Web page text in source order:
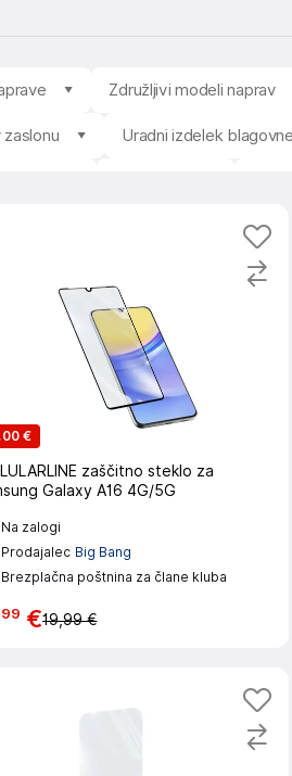
Združljivi modeli naprav
Uradni izdelek
€
zaščitno steklo za
Galaxy A16 4G/5G
Na zalogi
Prodajalec Big Bang
Brezplačna poštnina za člane kluba
99 €19,99 €